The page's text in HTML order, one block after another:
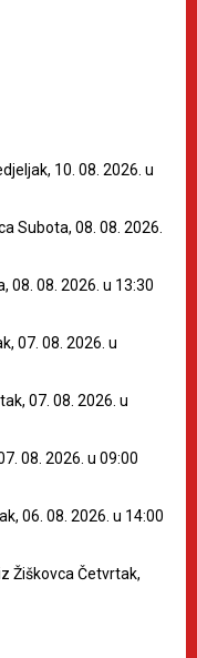
10. 08. 2026. u
Subota, 08. 08. 2026.
08. 08. 2026. u 13:30
07. 08. 2026. u
07. 08. 2026. u
08. 2026. u 09:00
06. 08. 2026. u 14:00
Žiškovca Četvrtak,